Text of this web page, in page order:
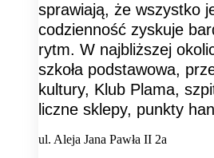
sprawiają, że wszystko
codzienność zyskuje
rytm. W najbliższej
szkoła podstawowa,
kultury, Klub Plama,
liczne sklepy, punkty
ul. Aleja Jana Pawła II 2a